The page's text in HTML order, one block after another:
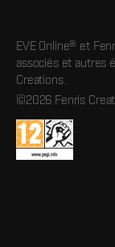
EVE Online® et
associés et autres
Creations.
©2026 Fenris